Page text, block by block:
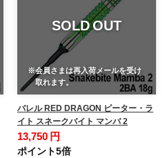
SOLD OUT
※会員さまは再入荷メールを受け
取れます。
バレル RED DRAGON ピーター・ラ
イト スネークバイト マンバ 2
13,750 円
ポイント5倍